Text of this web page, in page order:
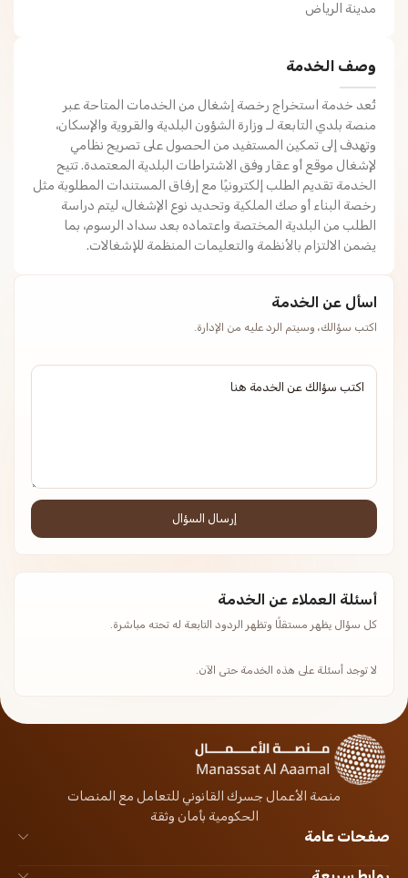
مدينة الرياض
وصف الخدمة
تُعد خدمة استخراج رخصة إشغال من الخدمات المتاحة عبر
منصة بلدي التابعة لـ وزارة الشؤون البلدية والقروية والإسكان،
وتهدف إلى تمكين المستفيد من الحصول على تصريح نظامي
لإشغال موقع أو عقار وفق الاشتراطات البلدية المعتمدة. تتيح
الخدمة تقديم الطلب إلكترونيًا مع إرفاق المستندات المطلوبة مثل
رخصة البناء أو صك الملكية وتحديد نوع الإشغال، ليتم دراسة
الطلب من البلدية المختصة واعتماده بعد سداد الرسوم، بما
يضمن الالتزام بالأنظمة والتعليمات المنظمة للإشغالات.
اسأل عن الخدمة
اكتب سؤالك، وسيتم الرد عليه من الإدارة.
إرسال السؤال
أسئلة العملاء عن الخدمة
كل سؤال يظهر مستقلًا وتظهر الردود التابعة له تحته مباشرة.
لا توجد أسئلة على هذه الخدمة حتى الآن.
منصة الأعمال جسرك القانوني للتعامل مع المنصات
الحكومية بأمان وثقة
صفحات عامة